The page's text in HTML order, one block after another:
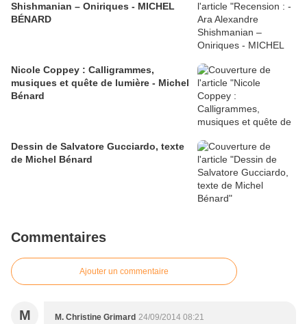
Shishmanian – Oniriques - MICHEL
BÉNARD
Nicole Coppey : Calligrammes,
musiques et quête de lumière - Michel
Bénard
Dessin de Salvatore Gucciardo, texte
de Michel Bénard
Commentaires
Ajouter un commentaire
M M. Christine Grimard 24/09/2014 08:21